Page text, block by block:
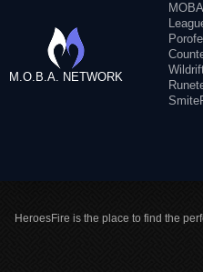
M.O.B.A. NETWORK
HeroesFire is the place to find the